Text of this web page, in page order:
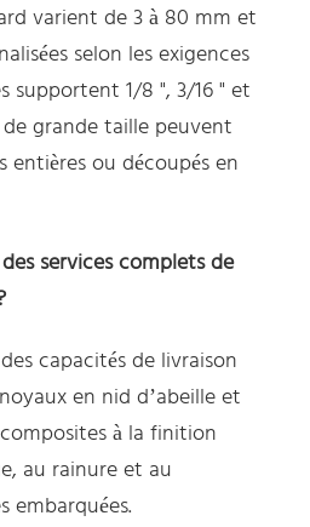
varient de 3 à 80 mm et
selon les exigences
supportent 1/8 ", 3/16 " et
grande taille peuvent
entières ou découpés en
services complets de
capacités de livraison
en nid d’abeille et
à la finition
au rainure et au
embarquées.